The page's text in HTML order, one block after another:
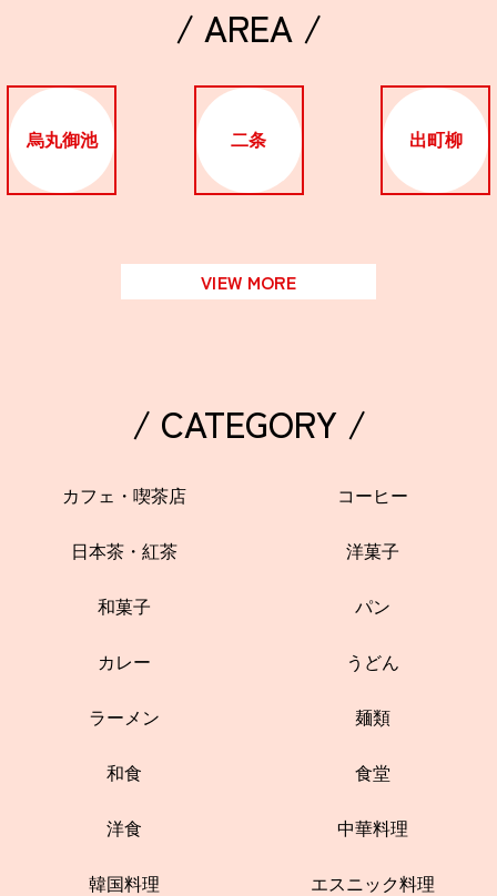
/ AREA /
烏丸御池 二条 出町柳
VIEW MORE
/ CATEGORY /
カフェ・喫茶店 コーヒー
日本茶・紅茶 洋菓子
和菓子 パン
カレー うどん
ラーメン 麺類
和食 食堂
洋食 中華料理
韓国料理 エスニック料理